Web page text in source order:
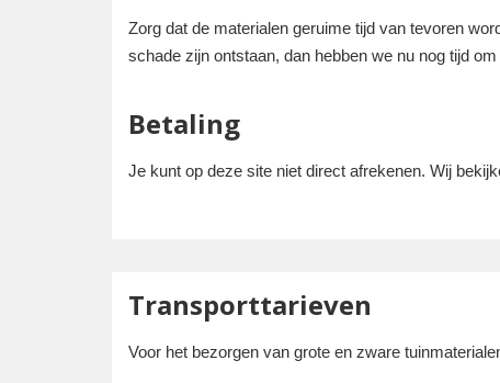
Zorg dat de materialen geruime tijd van tevoren
schade zijn ontstaan, dan hebben we nu nog tijd
Betaling
Je kunt op deze site niet direct afrekenen. Wij
Transporttarieven
Voor het bezorgen van grote en zware